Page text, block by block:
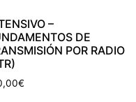
–
DE
POR RADIO
€